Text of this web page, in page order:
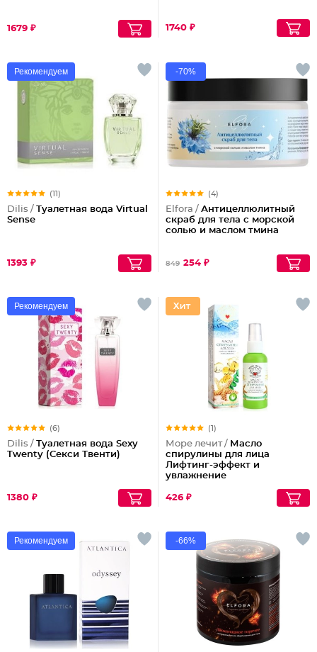
1679 ₽ 1740 ₽
Рекомендуем
(11)
Dilis / Туалетная вода Virtual
Sense
1393 ₽
-70%
(4)
Elfora / Антицеллюлитный
скраб для тела с морской
солью и маслом тмина
849 254 ₽
Рекомендуем
(6)
Dilis / Туалетная вода Sexy
Twenty (Секси Твенти)
1380 ₽
(1)
Море лечит / Масло
спирулины для лица
Лифтинг-эффект и
увлажнение
426 ₽
Рекомендуем -66%